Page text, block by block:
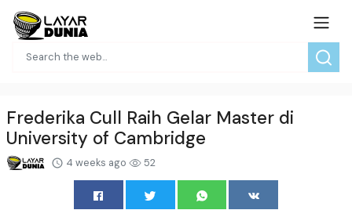
Frederika Cull Raih Gelar Master di
University of Cambridge
4 weeks ago 52